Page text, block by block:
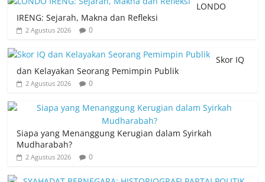
LONDO
IRENG: Sejarah, Makna dan Refleksi
2 Agustus 2026 0
Skor IQ
dan Kelayakan Seorang Pemimpin Publik
2 Agustus 2026 0
Siapa yang Menanggung Kerugian dalam Syirkah
Mudharabah?
2 Agustus 2026 0